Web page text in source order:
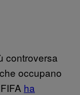
controversa
occupano
ha